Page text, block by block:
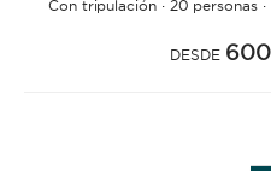
Con tripulación· 20 personas·
DESDE